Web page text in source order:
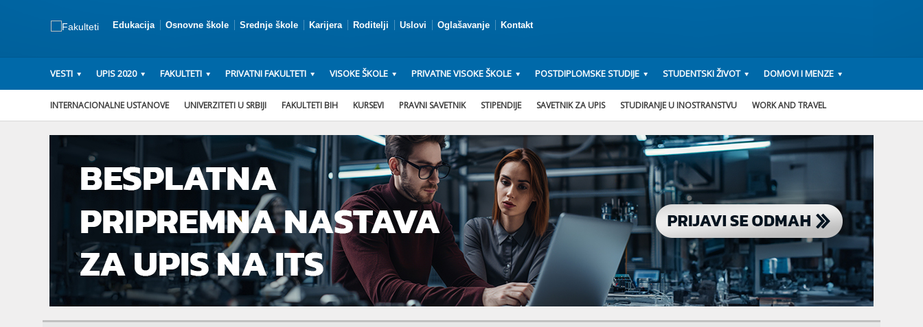
Edukacija Osnovne škole Srednje škole Karijera Roditelji Uslovi Oglašavanje Kontakt
VESTI UPIS 2020 FAKULTETI PRIVATNI FAKULTETI VISOKE ŠKOLE PRIVATNE VISOKE ŠKOLE POSTDIPLOMSKE STUDIJE STUDENTSKI ŽIVOT DOMOVI I MENZE
INTERNACIONALNE USTANOVE UNIVERZITETI U SRBIJI FAKULTETI BIH KURSEVI PRAVNI SAVETNIK STIPENDIJE SAVETNIK ZA UPIS STUDIRANJE U INOSTRANSTVU WORK AND TRAVEL